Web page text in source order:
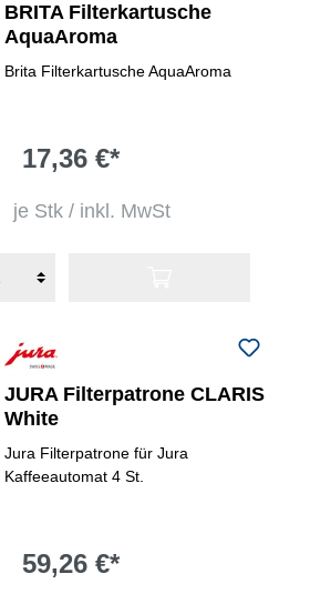
BRITA Filterkartusche
AquaAroma
Brita Filterkartusche AquaAroma
17,36 €*
je Stk / inkl. MwSt
JURA Filterpatrone CLARIS
White
Jura Filterpatrone für Jura
Kaffeeautomat 4 St.
59,26 €*